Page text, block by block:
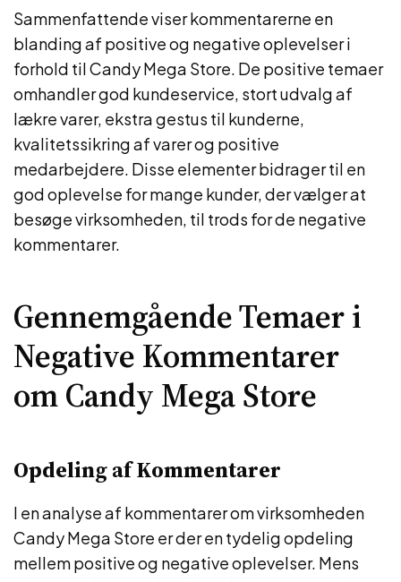
Sammenfattende viser kommentarerne en
blanding af positive og negative oplevelser i
forhold til Candy Mega Store. De positive temaer
omhandler god kundeservice, stort udvalg af
lækre varer, ekstra gestus til kunderne,
kvalitetssikring af varer og positive
medarbejdere. Disse elementer bidrager til en
god oplevelse for mange kunder, der vælger at
besøge virksomheden, til trods for de negative
kommentarer.
Gennemgående Temaer i
Negative Kommentarer
om Candy Mega Store
Opdeling af Kommentarer
I en analyse af kommentarer om virksomheden
Candy Mega Store er der en tydelig opdeling
mellem positive og negative oplevelser. Mens